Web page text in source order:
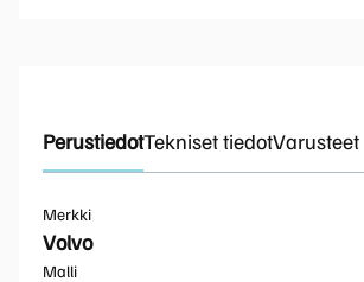
PerustiedotTekniset tiedotVarusteet
Merkki
Volvo
Malli